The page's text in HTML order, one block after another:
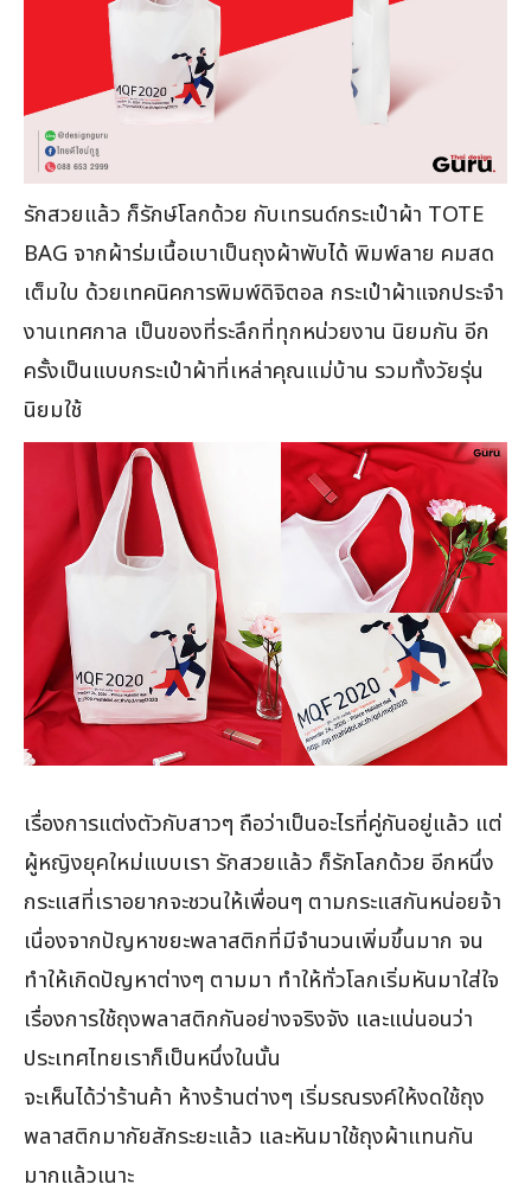
รักสวยแล้ว ก็รักษ์โลกด้วย กับเทรนด์กระเป๋าผ้า TOTE
BAG จากผ้าร่มเนื้อเบาเป็นถุงผ้าพับได้ พิมพ์ลาย คมสด
เต็มใบ ด้วยเทคนิคการพิมพ์ดิจิตอล กระเป๋าผ้าแจกประจำ
งานเทศกาล เป็นของที่ระลึกที่ทุกหน่วยงาน นิยมกัน อีก
ครั้งเป็นแบบกระเป๋าผ้าที่เหล่าคุณแม่บ้าน รวมทั้งวัยรุ่น
นิยมใช้
เรื่องการแต่งตัวกับสาวๆ ถือว่าเป็นอะไรที่คู่กันอยู่แล้ว แต่
ผู้หญิงยุคใหม่แบบเรา รักสวยแล้ว ก็รักโลกด้วย อีกหนึ่ง
กระแสที่เราอยากจะชวนให้เพื่อนๆ ตามกระแสกันหน่อยจ้า
เนื่องจากปัญหาขยะพลาสติกที่มีจำนวนเพิ่มขึ้นมาก จน
ทำให้เกิดปัญหาต่างๆ ตามมา ทำให้ทั่วโลกเริ่มหันมาใส่ใจ
เรื่องการใช้ถุงพลาสติกกันอย่างจริงจัง และแน่นอนว่า
ประเทศไทยเราก็เป็นหนึ่งในนั้น
จะเห็นได้ว่าร้านค้า ห้างร้านต่างๆ เริ่มรณรงค์ให้งดใช้ถุง
พลาสติกมากัยสักระยะแล้ว และหันมาใช้ถุงผ้าแทนกัน
มากแล้วเนาะ